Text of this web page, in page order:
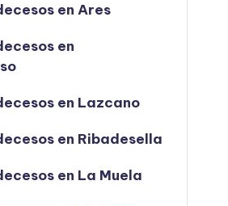
en Ares
en
en Lazcano
en Ribadesella
en La Muela